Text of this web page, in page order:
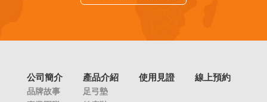
公司簡介
品牌故事
產品介紹
足弓墊
使用見證 線上預約